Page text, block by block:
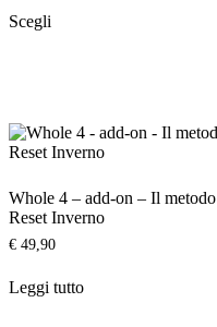
Scegliprodotto
possono
essere
nella
pagina
del
Whole 4 – add-on – Il metodo
Reset Inverno
€ 49,90
Leggi tutto